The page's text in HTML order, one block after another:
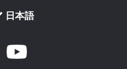
日本語
Facebook